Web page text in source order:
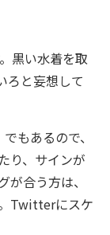
黒い水着を取
ろと妄想して
もあるので、
り、サインが
合う方は、
Twitterにスケ